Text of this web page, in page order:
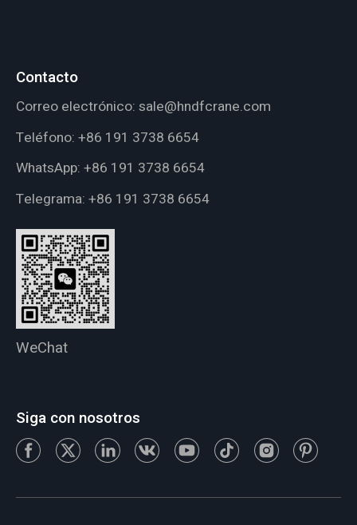
Contacto
Correo electrónico: sale@hndfcrane.com
Teléfono: +86 191 3738 6654
WhatsApp: +86 191 3738 6654
Telegrama: +86 191 3738 6654
WeChat
Siga con nosotros